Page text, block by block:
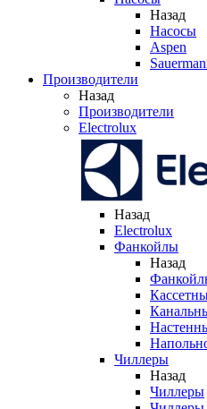
Назад
Насосы
Aspen
Производители
Назад
Производители
Electrolux
Назад
Electrolux
Фанкойлы
Назад
Чиллеры
Назад
Чиллеры